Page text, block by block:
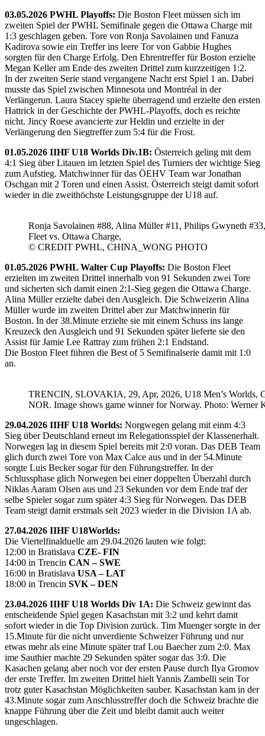
03.05.2026 PWHL Playoffs: Die Boston Fleet müssen sich im
zweiten Spiel der PWHL Semifinale gegen die Ottawa Charge mit
1:3 geschlagen geben. Tore von Ronja Savolainen und Fanuza
Kadirova sowie ein Treffer ins leere Tor von Gabbie Hughes
sorgten für den Charge Erfolg. Den Ehrentreffer für Boston erzielte
Megan Keller am Ende des zweiten Drittel zum kurzzeitigen 1:2.
In der zweiten Serie stand vergangene Nacht erst Spiel 1 an. Dabei
musste das Spiel zwischen Minnesota und Montréal in der
Verlängerun. Laura Stacey spielte überragend und erzielte den ersten
Hattrick in der Geschichte der PWHL-Playoffs, doch es reichte
nicht. Jincy Roese avancierte zur Heldin und erzielte in der
Verlängerung den Siegtreffer zum 5:4 für die Frost.
01.05.2026 IIHF U18 Worlds Div.1B: Österreich geling mit dem
4:1 Sieg über Litauen im letzten Spiel des Turniers der wichtige Sieg
zum Aufstieg. Matchwinner für das ÖEHV Team war Jonathan
Oschgan mit 2 Toren und einen Assist. Österreich steigt damit sofort
wieder in die zweithöchste Leistungsgruppe der U18 auf.
Ronja Savolainen #88, Alina Müller #11, Philips Gwyneth
Fleet vs. Ottawa Charge,
© CREDIT PWHL, CHINA_WONG PHOTO
01.05.2026 PWHL Walter Cup Playoffs: Die Boston Fleet
erzielten im zweiten Drittel innerhalb von 91 Sekunden zwei Tore
und sicherten sich damit einen 2:1-Sieg gegen die Ottawa Charge.
Alina Müller erzielte dabei den Ausgleich. Die Schweizerin Alina
Müller wurde im zweiten Drittel aber zur Matchwinnerin für
Boston. In der 38.Minute erzielte sie mit einem Schuss ins lange
Kreuzeck den Ausgleich und 91 Sekunden später lieferte sie den
Assist für Jamie Lee Rattray zum frühen 2:1 Endstand.
Die Boston Fleet führen die Best of 5 Semifinalserie damit mit 1:0
an.
TRENCIN, SLOVAKIA, 29, Apr, 2026, U18 Men’s Worlds,
NOR. Image shows game winner for Norway. Photo: Werner
29.04.2026 IIHF U18 Worlds: Norgwegen gelang mit einm 4:3
Sieg über Deutschland erneut im Relegationsspiel der Klassenerhalt.
Norwegen lag in diesem Spiel bereits mit 2:0 voran. Das DEB Team
glich durch zwei Tore von Max Calce aus und in der 54.Minute
sorgte Luis Becker sogar für den Führungstreffer. In der
Schlussphase glich Norwegen bei einer doppelten Überzahl durch
Niklas Aaram Olsen aus und 23 Sekunden vor dem Ende traf der
selbe Spieler sogar zum später 4:3 Sieg für Norwegen. Das DEB
Team steigt damit erstmals seit 2023 wieder in die Division 1A ab.
27.04.2026 IIHF U18Worlds:
Die Viertelfinalduelle am 29.04.2026 lauten wie folgt:
12:00 in Bratislava CZE- FIN
14:00 in Trencin CAN – SWE
16:00 in Bratislava USA – LAT
18:00 in Trencin SVK – DEN
23.04.2026 IIHF U18 Worlds Div 1A: Die Schweiz gewinnt das
entscheidende Spiel gegen Kasachstan mit 3:2 und kehrt damit
sofort wieder in die Top Division zurück. Tim Muenger sorgte in der
15.Minute für die nicht unverdiente Schweizer Führung und nur
etwas mehr als eine Minute später traf Lou Baecher zum 2:0. Max
ime Sauthier machte 29 Sekunden später sogar das 3:0. Die
Kasachen gelang aber noch vor der ersten Pause durch Ilya Gromov
der erste Treffer. Im zweiten Drittel hielt Yannis Zambelli sein Tor
trotz guter Kasachstan Möglichkeiten sauber. Kasachstan kam in der
43.Minute sogar zum Anschlusstreffer doch die Schweiz brachte die
knappe Führung über die Zeit und bleibt damit auch weiter
ungeschlagen.